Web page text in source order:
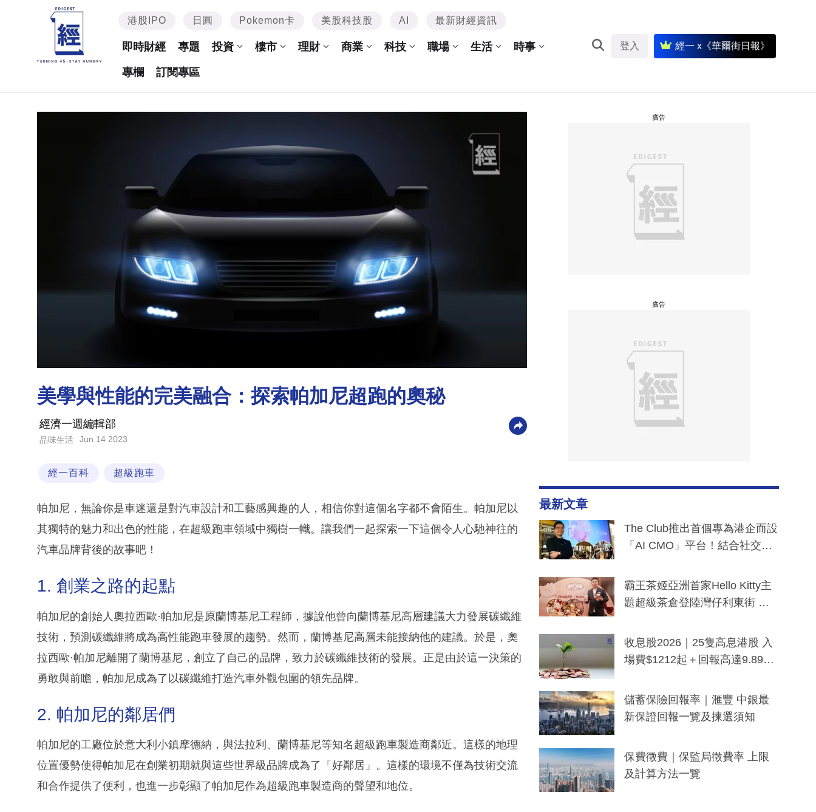
港股IPO 日圓 Pokemon卡 美股科技股 AI 最新財經資訊
即時財經 專題 投資 樓市 理財 商業 科技 職場 生活 時事
專欄 訂閱專區
登入 經一 x《華爾街日報》
美學與性能的完美融合：探索帕加尼超跑的奧秘
經濟一週編輯部
品味生活 Jun 14 2023
經一百科 超級跑車
帕加尼，無論你是車迷還是對汽車設計和工藝感興趣的人，相信你對這個名字都不會陌生。帕加尼以
其獨特的魅力和出色的性能，在超級跑車領域中獨樹一幟。讓我們一起探索一下這個令人心馳神往的
汽車品牌背後的故事吧！
1. 創業之路的起點
帕加尼的創始人奧拉西歐·帕加尼是原蘭博基尼工程師，據說他曾向蘭博基尼高層建議大力發展碳纖維
技術，預測碳纖維將成為高性能跑車發展的趨勢。然而，蘭博基尼高層未能接納他的建議。於是，奧
拉西歐·帕加尼離開了蘭博基尼，創立了自己的品牌，致力於碳纖維技術的發展。正是由於這一決策的
勇敢與前瞻，帕加尼成為了以碳纖維打造汽車外觀包圍的領先品牌。
2. 帕加尼的鄰居們
帕加尼的工廠位於意大利小鎮摩德納，與法拉利、蘭博基尼等知名超級跑車製造商鄰近。這樣的地理
位置優勢使得帕加尼在創業初期就與這些世界級品牌成為了「好鄰居」。這樣的環境不僅為技術交流
和合作提供了便利，也進一步彰顯了帕加尼作為超級跑車製造商的聲望和地位。
廣告
廣告
最新文章
The Club推出首個專為港企而設
「AI CMO」平台！結合社交聆
分鐘生成「貼地」宣傳短片
霸王茶姬亞洲首家Hello Kitty主
題超級茶倉登陸灣仔利東街 推
y及香港限定特調系列
收息股2026｜25隻高息港股 入
場費$1212起＋回報高達9.89
儲蓄保險回報率｜滙豐 中銀最
新保證回報一覽及揀選須知
保費徵費｜保監局徵費率 上限
及計算方法一覽